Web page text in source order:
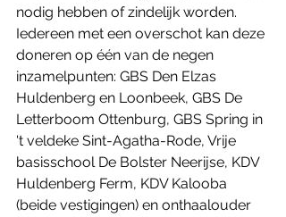
nodig hebben of zindelijk worden.
Iedereen met een overschot kan deze
doneren op één van de negen
inzamelpunten: GBS Den Elzas
Huldenberg en Loonbeek, GBS De
Letterboom Ottenburg, GBS Spring in
't veldeke Sint-Agatha-Rode, Vrije
basisschool De Bolster Neerijse, KDV
Huldenberg Ferm, KDV Kalooba
(beide vestigingen) en onthaalouder